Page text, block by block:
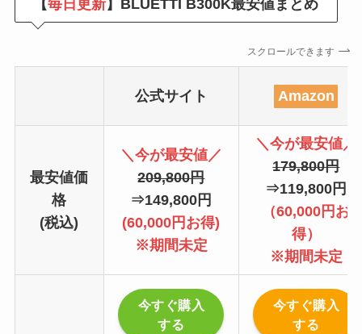
【毎日更新】BLUETTI B300K最安値まとめ
スクロールできます
公式サイト Amazon
最安値価
格
(税込)
＼今が最安値／
209,800円
⇒149,800円
(60,000円お得)
※期間未定
＼今が最安値／
179,800円
⇒119,800円
（60,000円お
得）
※期間未定
今すぐ購入
する
今すぐ購入
する